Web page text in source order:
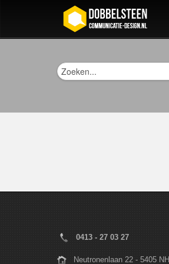
0413 - 27 03 27
Neutronenlaan 22 - 5405